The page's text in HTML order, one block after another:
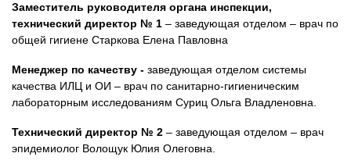
Заместитель руководителя органа инспекции,
технический директор № 1 – заведующая отделом – врач по
общей гигиене Старкова Елена Павловна
Менеджер по качеству - заведующая отделом системы
качества ИЛЦ и ОИ – врач по санитарно-гигиеническим
лабораторным исследованиям Суриц Ольга Владленовна.
Технический директор № 2 – заведующая отделом – врач
эпидемиолог Волощук Юлия Олеговна.